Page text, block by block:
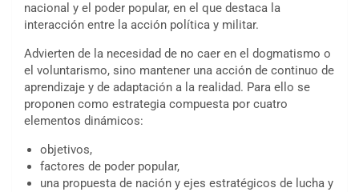
nacional y el poder popular, en el que destaca la
interacción entre la acción política y militar.
Advierten de la necesidad de no caer en el dogmatismo o
el voluntarismo, sino mantener una acción de continuo de
aprendizaje y de adaptación a la realidad. Para ello se
proponen como estrategia compuesta por cuatro
elementos dinámicos:
objetivos,
factores de poder popular,
una propuesta de nación y ejes estratégicos de lucha y